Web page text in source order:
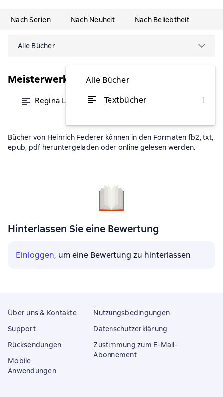
Nach Serien Nach Neuheit Nach Beliebtheit
Alle Bücher
Alle Bücher
Textbücher
1
Meisterwerke der Klassischen Literatur
Regina Lob von 1,99 €
Bücher von Heinrich Federer können in den Formaten fb2, txt,
epub, pdf heruntergeladen oder online gelesen werden.
Hinterlassen Sie eine Bewertung
Einloggen, um eine Bewertung zu hinterlassen
Über uns & Kontakte
Support
Rücksendungen
Mobile
Anwendungen
Nutzungsbedingungen
Datenschutzerklärung
Zustimmung zum E-Mail-
Abonnement